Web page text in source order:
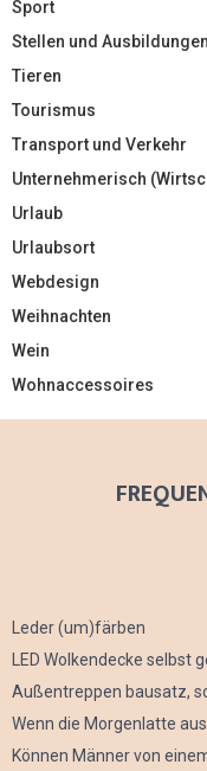
Sport
Stellen und Ausbildungen
Tieren
Tourismus
Transport und Verkehr
Unternehmerisch
Urlaub
Urlaubsort
Webdesign
Weihnachten
Wein
Wohnaccessoires
Leder (um)färben
LED Wolkendecke
Außentreppen bausatz,
Wenn die Morgenlatte
Können Männer von